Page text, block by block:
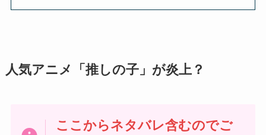
人気アニメ「推しの子」が炎上？
ここからネタバレ含むのでご